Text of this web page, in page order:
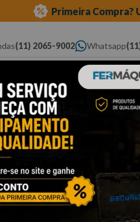
Primeira Compra?
(11) 2065-9002 Whatsapp
que você procura...
Elétricas
Ferramentas
de liberação